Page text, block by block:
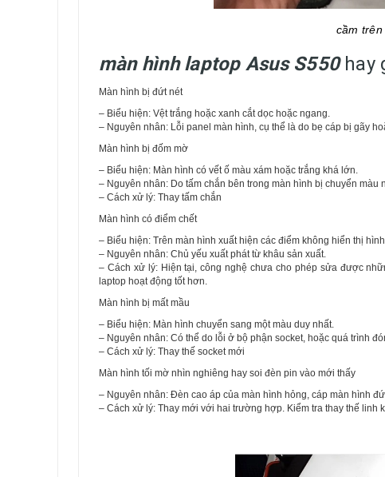
cầm
màn hình laptop Asus S550hay
Màn hình bị đứt nét
– Biểu hiện: Vệt trắng hoặc xanh cắt dọc hoặc ngang.
– Nguyên nhân: Lỗi panel màn hình, cụ thể là do bẹ cáp bị gãy
Màn hình bị đốm mờ
– Biểu hiện: Màn hình có vết ố màu xám hoặc trắng khá lớn.
– Nguyên nhân: Do tấm chắn bên trong màn hình bị chuyển
– Cách xử lý: Thay tấm chắn
Màn hình có điểm chết
– Biểu hiện: Trên màn hình xuất hiện các điểm không hiển thị
– Nguyên nhân: Chủ yếu xuất phát từ khâu sản xuất.
– Cách xử lý: Hiện tại, công nghệ chưa cho phép sửa được
laptop hoạt động tốt hơn.
Màn hình bị mất mầu
– Biểu hiện: Màn hình chuyển sang một màu duy nhất.
– Nguyên nhân: Có thể do lỗi ở bộ phận socket, hoặc quá trình
– Cách xử lý: Thay thế socket mới
Màn hình tối mờ nhìn nghiêng hay soi đèn pin vào mới thấy
– Nguyên nhân: Đèn cao áp của màn hình hỏng, cáp màn hình
– Cách xử lý: Thay mới với hai trường hợp. Kiểm tra thay thế linh